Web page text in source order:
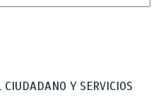
Y SERVICIOS